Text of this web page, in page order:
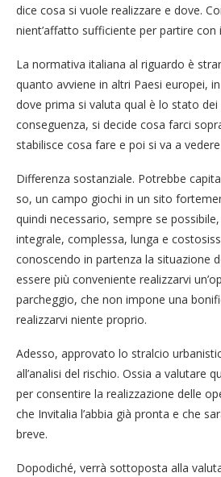
dice cosa si vuole realizzare e dove.
nient’affatto sufficiente per partire con
La normativa italiana al riguardo è
quanto avviene in altri Paesi europei,
dove prima si valuta qual è lo stato dei
conseguenza, si decide cosa farci
stabilisce cosa fare e poi si va a
Differenza sostanziale. Potrebbe
so, un campo giochi in un sito
quindi necessario, sempre se
integrale, complessa, lunga e
conoscendo in partenza la situazione
essere più conveniente realizzarvi
parcheggio, che non impone una
realizzarvi niente proprio.
Adesso, approvato lo stralcio
all’analisi del rischio. Ossia a valutare
per consentire la realizzazione delle
che Invitalia l’abbia già pronta e che
breve.
Dopodiché, verrà sottoposta alla